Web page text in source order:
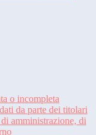
o incompleta
da parte dei titolari
amministrazione, di